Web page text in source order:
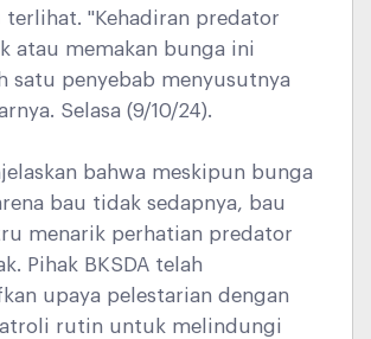
terlihat. "Kehadiran predator
atau memakan bunga ini
satu penyebab menyusutnya
Selasa (9/10/24).
bahwa meskipun bunga
bau tidak sedapnya, bau
menarik perhatian predator
Pihak BKSDA telah
upaya pelestarian dengan
rutin untuk melindungi